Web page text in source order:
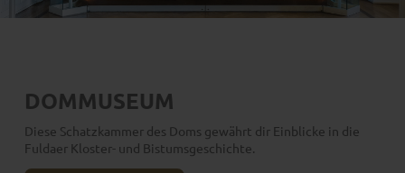
DOMMUSEUM
Diese Schatzkammer des Doms gewährt dir Einblicke in die
Fuldaer Kloster- und Bistumsgeschichte.